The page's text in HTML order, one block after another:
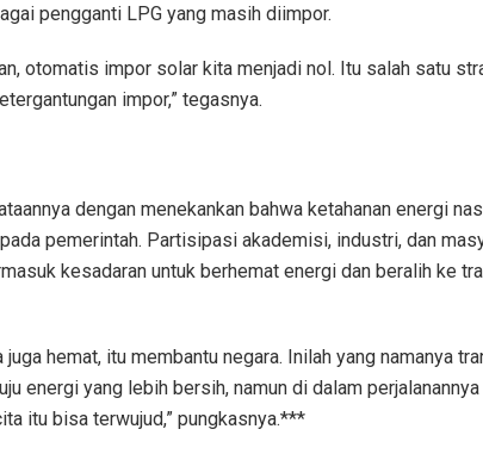
pengganti LPG yang masih diimpor.
otomatis impor solar kita menjadi nol. Itu salah satu
impor,” tegasnya.
dengan menekankan bahwa ketahanan energi
pemerintah. Partisipasi akademisi, industri, dan
kesadaran untuk berhemat energi dan beralih ke
juga hemat, itu membantu negara. Inilah yang namanya
energi yang lebih bersih, namun di dalam
itu bisa terwujud,” pungkasnya.***